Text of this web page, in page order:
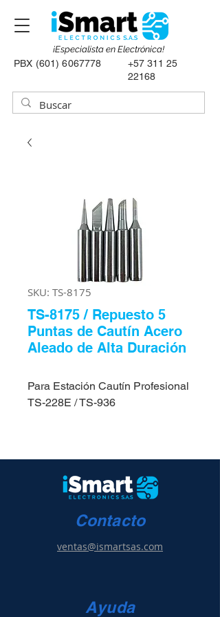
PBX (601) 6067778
+57 311 25
22168
¡Especialista en Electrónica!
SKU: TS-8175
TS-8175 / Repuesto 5
Puntas de Cautín Acero
Aleado de Alta Duración
Para Estación Cautín Profesional
TS-228E / TS-936
Contacto
ventas@ismartsas.com
Ayuda